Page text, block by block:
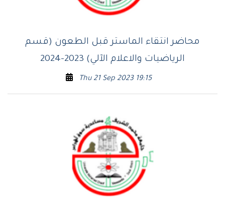
محاضر انتقاء الماستر قبل الطعون (قسم
الرياضيات والاعلام الآلي) 2023-2024
Thu 21 Sep 2023 19:15